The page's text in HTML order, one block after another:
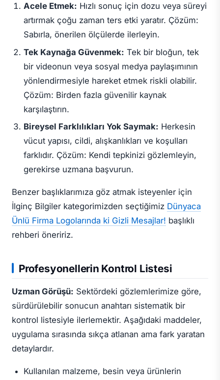
Acele Etmek: Hızlı sonuç için dozu veya süreyi
artırmak çoğu zaman ters etki yaratır. Çözüm:
Sabırla, önerilen ölçülerde ilerleyin.
Tek Kaynağa Güvenmek: Tek bir bloğun, tek
bir videonun veya sosyal medya paylaşımının
yönlendirmesiyle hareket etmek riskli olabilir.
Çözüm: Birden fazla güvenilir kaynak
karşılaştırın.
Bireysel Farklılıkları Yok Saymak: Herkesin
vücut yapısı, cildi, alışkanlıkları ve koşulları
farklıdır. Çözüm: Kendi tepkinizi gözlemleyin,
gerekirse uzmana başvurun.
Benzer başlıklarımıza göz atmak isteyenler için
İlginç Bilgiler kategorimizden seçtiğimiz Dünyaca
Ünlü Firma Logolarında ki Gizli Mesajlar! başlıklı
rehberi öneririz.
Profesyonellerin Kontrol Listesi
Uzman Görüşü: Sektördeki gözlemlerimize göre,
sürdürülebilir sonucun anahtarı sistematik bir
kontrol listesiyle ilerlemektir. Aşağıdaki maddeler,
uygulama sırasında sıkça atlanan ama fark yaratan
detaylardır.
Kullanılan malzeme, besin veya ürünlerin